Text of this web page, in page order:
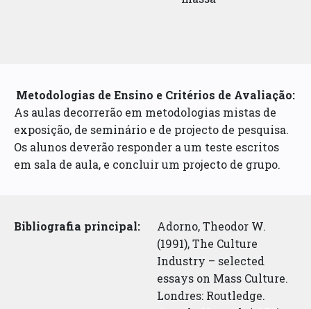
Metodologias de Ensino e Critérios de Avaliação:
As aulas decorrerão em metodologias mistas de
exposição, de seminário e de projecto de pesquisa.
Os alunos deverão responder a um teste escritos
em sala de aula, e concluir um projecto de grupo.
Bibliografia principal:
Adorno, Theodor W.
(1991), The Culture
Industry – selected
essays on Mass Culture.
Londres: Routledge.